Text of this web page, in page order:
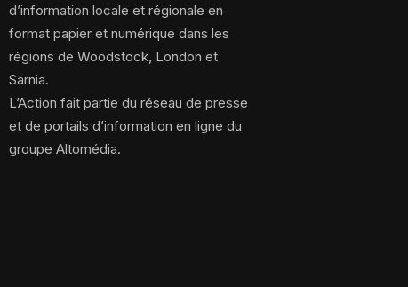
d’information locale et régionale en
format papier et numérique dans les
régions de Woodstock, London et
Sarnia.
L’Action fait partie du réseau de presse
et de portails d’information en ligne du
groupe Altomédia.